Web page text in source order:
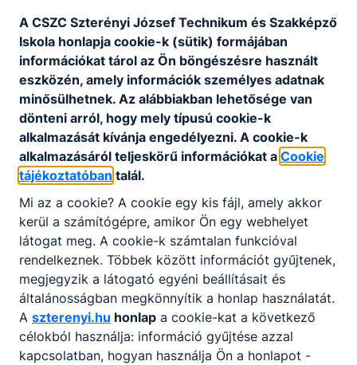
feladatokat. A szakképzettséggel rendelkező
elhelyezkedhet a gazdasági szférában –
elsősorban kis- és középvállalkozásoknál –
ügyintézőként, de akár továbbtanulhat a
gazdasági felsőoktatásban vagy magasabb szintű
képesítést szerezhet, mint pl.: mérlegképes
könyvelő, adótanácsadó, banki szakember,
vámszakember.
KOMPETENCIAELVÁRÁS
Agilis, jó kommunikációs készég,
problémamegoldó- és szervezőképesség,
csapatmunka, felelősségtudat, nyitottság az
informatikai eszközök használatára.
A SZAKKÉPZETTSÉGGEL RENDELKEZŐ
A CSZC Szterényi József Technikum és Szakképző
Iskola honlapja cookie-k (sütik) formájában
információkat tárol az Ön böngészésre használt
eszközén, amely információk személyes adatnak
minősülhetnek. Az alábbiakban lehetősége van
dönteni arról, hogy mely típusú cookie-k
alkalmazását kívánja engedélyezni. A cookie-k
alkalmazásáról teljeskörű információkat a Cookie
tájékoztatóban talál.
Mi az a cookie? A cookie egy kis fájl, amely akkor
kerül a számítógépre, amikor Ön egy webhelyet
látogat meg. A cookie-k számtalan funkcióval
rendelkeznek. Többek között információt gyűjtenek,
megjegyzik a látogató egyéni beállításait és
általánosságban megkönnyítik a honlap használatát.
A szterenyi.hu honlap a cookie-kat a következő
célokból használja: információ gyűjtése azzal
kapcsolatban, hogyan használja Ön a honlapot -